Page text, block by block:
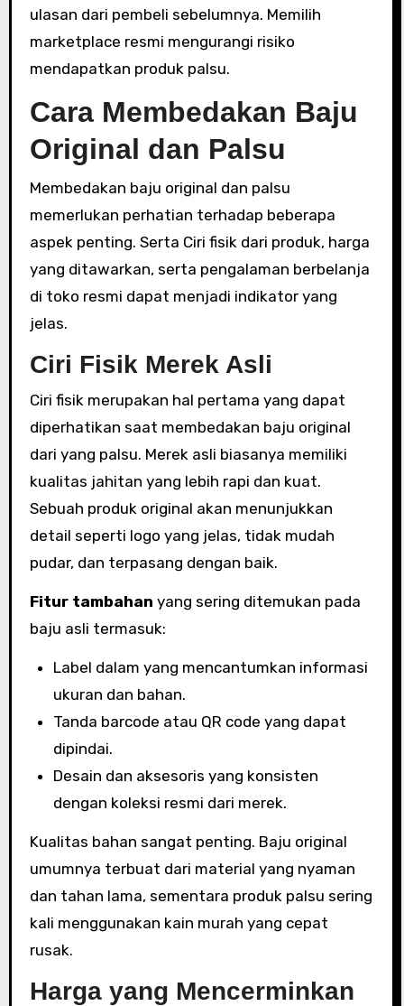
ulasan dari pembeli sebelumnya. Memilih
marketplace resmi mengurangi risiko
mendapatkan produk palsu.
Cara Membedakan Baju
Original dan Palsu
Membedakan baju original dan palsu
memerlukan perhatian terhadap beberapa
aspek penting. Serta Ciri fisik dari produk, harga
yang ditawarkan, serta pengalaman berbelanja
di toko resmi dapat menjadi indikator yang
jelas.
Ciri Fisik Merek Asli
Ciri fisik merupakan hal pertama yang dapat
diperhatikan saat membedakan baju original
dari yang palsu. Merek asli biasanya memiliki
kualitas jahitan yang lebih rapi dan kuat.
Sebuah produk original akan menunjukkan
detail seperti logo yang jelas, tidak mudah
pudar, dan terpasang dengan baik.
Fitur tambahan yang sering ditemukan pada
baju asli termasuk:
Label dalam yang mencantumkan informasi
ukuran dan bahan.
Tanda barcode atau QR code yang dapat
dipindai.
Desain dan aksesoris yang konsisten
dengan koleksi resmi dari merek.
Kualitas bahan sangat penting. Baju original
umumnya terbuat dari material yang nyaman
dan tahan lama, sementara produk palsu sering
kali menggunakan kain murah yang cepat
rusak.
Harga yang Mencerminkan